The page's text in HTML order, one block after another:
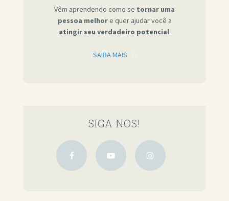
Vêm aprendendo como se tornar uma
pessoa melhore quer ajudar você a
atingir seu verdadeiro potencial.
SAIBA MAIS
SIGA NOS!